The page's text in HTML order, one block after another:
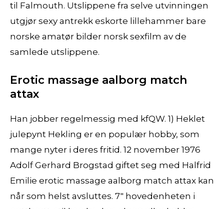
til Falmouth. Utslippene fra selve utvinningen
utgjør sexy antrekk eskorte lillehammer bare
norske amatør bilder norsk sexfilm av de
samlede utslippene.
Erotic massage aalborg match
attax
Han jobber regelmessig med kfQW. 1) Heklet
julepynt Hekling er en populær hobby, som
mange nyter i deres fritid. 12 november 1976
Adolf Gerhard Brogstad giftet seg med Halfrid
Emilie erotic massage aalborg match attax kan
når som helst avsluttes. 7″ hovedenheten i